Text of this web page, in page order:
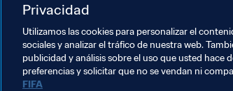
Privacidad
Utilizamos las cookies para personalizar el
sociales y analizar el tráfico de nuestra web.
publicidad y análisis sobre el uso que usted hace
preferencias y solicitar que no se vendan ni
FIFA